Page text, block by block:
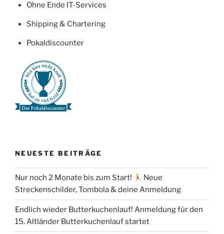
Ohne Ende IT-Services
Shipping & Chartering
Pokaldiscounter
NEUESTE BEITRÄGE
Nur noch 2 Monate bis zum Start!
Neue
Streckenschilder, Tombola & deine Anmeldung
Endlich wieder Butterkuchenlauf! Anmeldung für den
15. Altländer Butterkuchenlauf startet